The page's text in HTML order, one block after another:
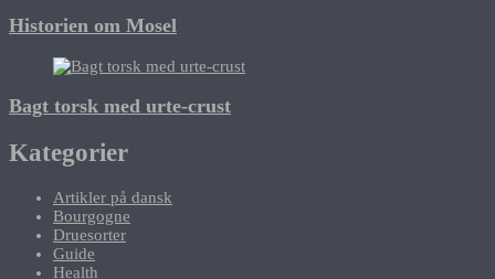
Historien om Mosel
Bagt torsk med urte-crust
Kategorier
Artikler på dansk
Bourgogne
Druesorter
Guide
Health